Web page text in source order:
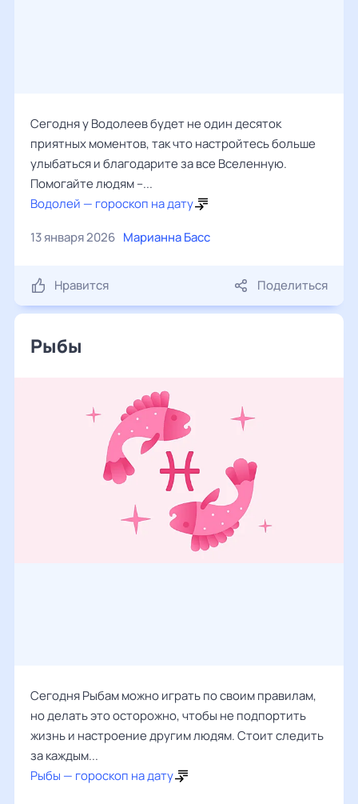
Сегодня у Водолеев будет не один десяток
приятных моментов, так что настройтесь больше
улыбаться и благодарите за все Вселенную.
Помогайте людям –...
Водолей — гороскоп на дату
13 января 2026 Марианна Басс
Нравится Поделиться
Рыбы
Сегодня Рыбам можно играть по своим правилам,
но делать это осторожно, чтобы не подпортить
жизнь и настроение другим людям. Стоит следить
за каждым...
Рыбы — гороскоп на дату